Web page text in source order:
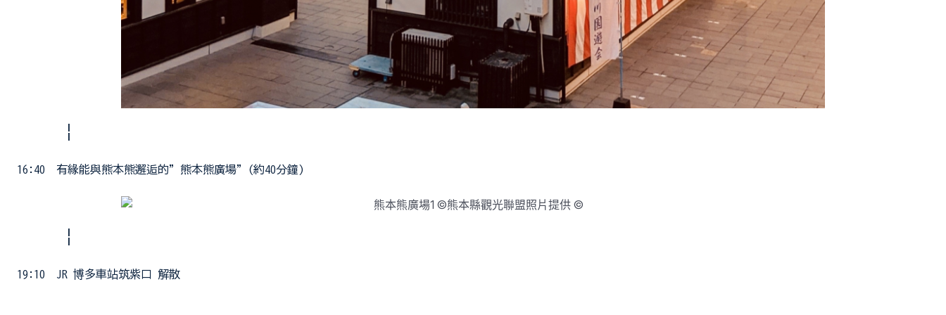
¦
16:40 有緣能與熊本熊邂逅的”熊本熊廣場”(約40分鐘)
¦
19:10 JR 博多車站筑紫口 解散